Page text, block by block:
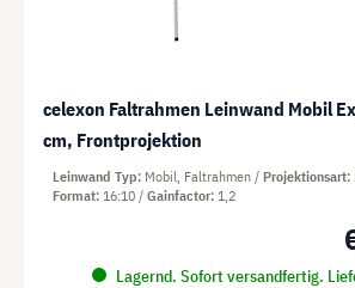
celexon Faltrahmen Leinwand Mobil
cm, Frontprojektion
Lagernd. Sofort versandfertig.
Leinwand Typ Mobil, Faltrahmen Projektionsart
Format 16:10 Gainfactor 1,2